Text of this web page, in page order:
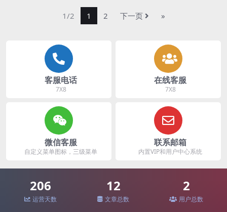
1/2 1 2 下一页 »
客服电话
7X8
在线客服
7X8
微信客服
自定义菜单图标，三级菜单
联系邮箱
内置VIP和用户中心系统
206
运营天数
12
文章总数
2
用户总数